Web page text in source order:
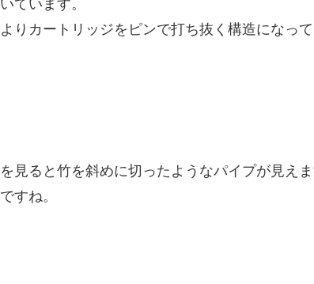
ています。
りカートリッジをピンで打ち抜く構造になって
見ると竹を斜めに切ったようなパイプが見えま
すね。